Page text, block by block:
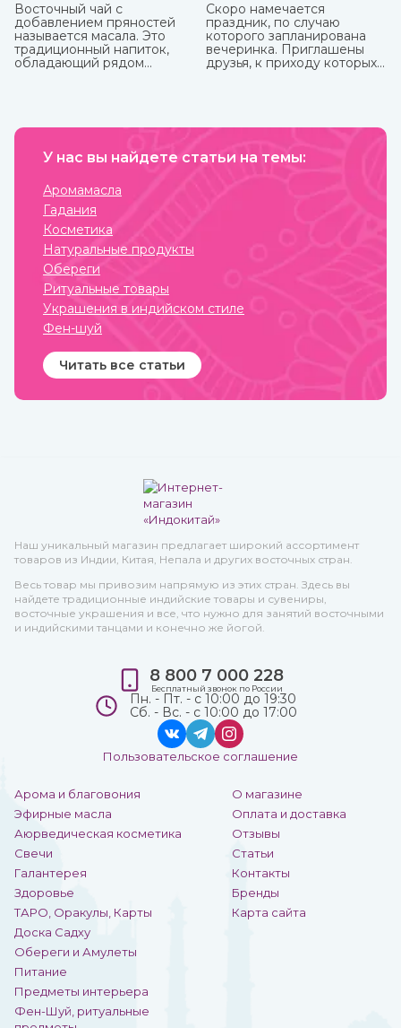
Восточный чай с
добавлением пряностей
называется масала. Это
традиционный напиток,
обладающий рядом
шлаков и холестерина,
похудению, улучшить
нервную систему.
Скоро намечается
праздник, по случаю
которого запланирована
вечеринка. Приглашены
друзья, к приходу которых
дорогим шампанским для
любой вкус. И все же чего-
У нас вы найдете статьи на темы:
Аромамасла
Гадания
Косметика
Натуральные продукты
Обереги
Ритуальные товары
Украшения в индийском стиле
Фен-шуй
Читать все статьи
Наш уникальный магазин предлагает широкий ассортимент
товаров из Индии, Китая, Непала и других восточных стран.
Весь товар мы привозим напрямую из этих стран. Здесь вы
найдете традиционные индийские товары и сувениры,
восточные украшения и все, что нужно для занятий восточными
и индийскими танцами и конечно же йогой.
Арома и благовония
Эфирные масла
Аюрведическая косметика
Свечи
Галантерея
Здоровье
ТАРО, Оракулы, Карты
Доска Садху
Обереги и Амулеты
Питание
Предметы интерьера
Фен-Шуй, ритуальные
О магазине
Оплата и доставка
Отзывы
Статьи
Контакты
Бренды
Карта сайта
8 800 7 000 228
Бесплатный звонок по России
Пн. - Пт. - с 10:00 до 19:30
Сб. - Вс. - с 10:00 до 17:00
Пользовательское соглашение